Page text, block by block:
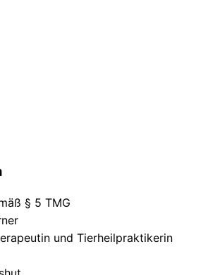
§ 5 TMG
und Tierheilpraktikerin